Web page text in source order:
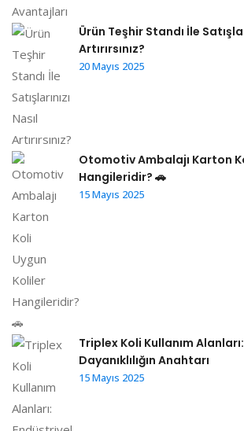
Ürün Teşhir Standı İle
Artırırsınız?
20 Mayıs 2025
Otomotiv Ambalajı Karton
Hangileridir? 🚗
15 Mayıs 2025
Triplex Koli Kullanım
Dayanıklılığın Anahtarı
15 Mayıs 2025